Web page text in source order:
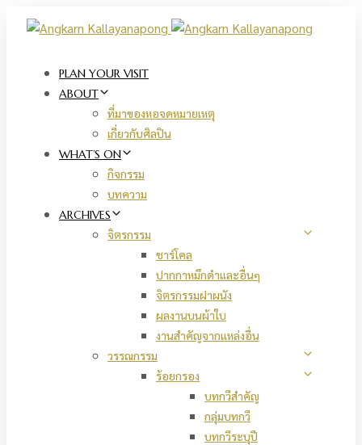
Skip
links
Skip
navigationPLAN YOUR VISIT
ABOUT
ที่มาของหอจดหมายเหตุ
เกี่ยวกับศิลปิน
WHAT’S ON
กิจกรรม
บทความ
ARCHIVES
จิตรกรรม
ชาร์โคล
ปากกาหมึกดำและอื่นๆ
จิตรกรรมฝาผนัง
ผลงานบนผ้าใบ
งานสำคัญจากแหล่งอื่น
วรรณกรรม
ร้อยกรอง
บทกวีสำคัญ
กลุ่มบทกวี
บทกวีระบุปี